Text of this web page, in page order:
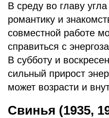
В среду во главу
романтику и
совместной работе
справиться с
В субботу и
сильный прирост
может возрасти и
Свинья (1935,